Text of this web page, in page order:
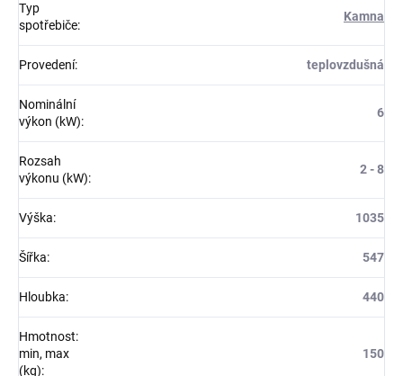
Typ
spotřebiče:
Kamna
Provedení: teplovzdušná
Nominální
výkon (kW):
6
Rozsah
výkonu (kW):
2 - 8
Výška: 1035
Šířka: 547
Hloubka: 440
Hmotnost:
min, max
(kg):
150